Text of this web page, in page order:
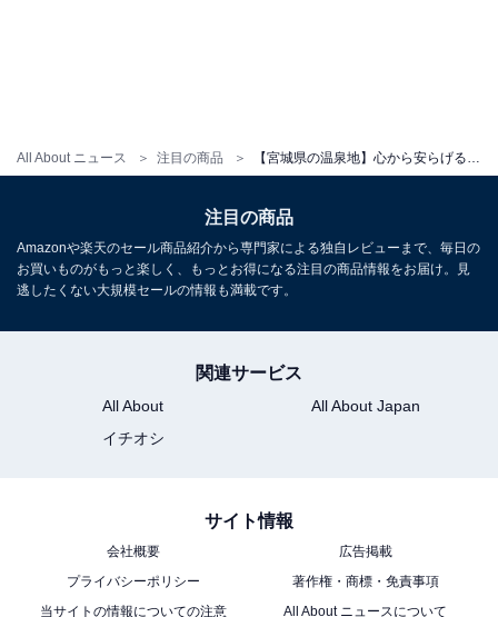
All About ニュース 注目の商品
アクセス
所在地：宮城県刈田郡蔵王町遠刈田温泉北山21-7
交通手段：東北自動車道 白石ICより約30分／仙台空港よ
り車で約1時間
大人1名（参考価格）：5万5170円
※料金は公式Webサイト参考価格
チェックイン・チェックアウト
チェックアウト：11:00
※プランにより時間が異なる可能性があります
あわせて読みたい
注目の商品
Amazonや楽天のセール商品紹介から専門家による独自レビューまで、毎日の
お買いものがもっと楽しく、もっとお得になる注目の商品情報をお届け。見
逃したくない大規模セールの情報も満載です。
関連サービス
All About
All About Japan
イチオシ
サイト情報
会社概要
広告掲載
プライバシーポリシー
著作権・商標・免責事項
当サイトの情報についての注意
All About ニュースについて